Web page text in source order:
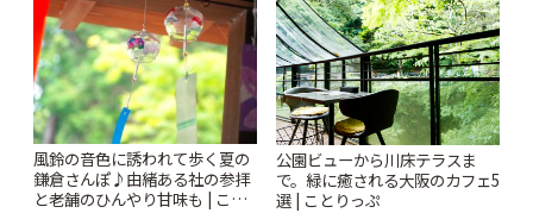
風鈴の音色に誘われて歩く夏の
鎌倉さんぽ♪由緒ある社の参拝
と老舗のひんやり甘味も | こと
公園ビューから川床テラスま
で。緑に癒される大阪のカフェ5
選 | ことりっぷ